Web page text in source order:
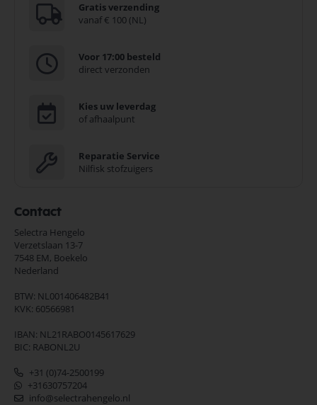
Gratis verzending
vanaf € 100 (NL)
Voor 17:00 besteld
direct verzonden
Kies uw leverdag
of afhaalpunt
Reparatie Service
Nilfisk stofzuigers
Contact
Selectra Hengelo
Verzetslaan 13-7
7548 EM, Boekelo
Nederland
BTW: NL001406482B41
KVK: 60566981
IBAN: NL21RABO0145617629
BIC: RABONL2U
+31 (0)74-2500199
+31630757204
info@selectrahengelo.nl